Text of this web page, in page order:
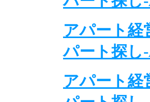
アパート経
パート探し
アパート経